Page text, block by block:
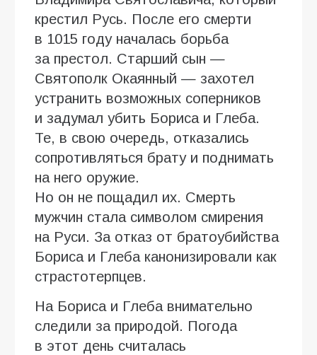
крестил Русь. После его смерти
в 1015 году началась борьба
за престол. Старший сын —
Святополк Окаянный — захотел
устранить возможных соперников
и задумал убить Бориса и Глеба.
Те, в свою очередь, отказались
сопротивляться брату и поднимать
на него оружие.
Но он не пощадил их. Смерть
мужчин стала символом смирения
на Руси. За отказ от братоубийства
Бориса и Глеба канонизировали как
страстотерпцев.
На Бориса и Глеба внимательно
следили за природой. Погода
в этот день считалась